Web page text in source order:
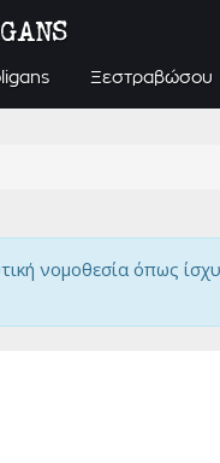
Ξεστραβώσου
νομοθεσία όπως